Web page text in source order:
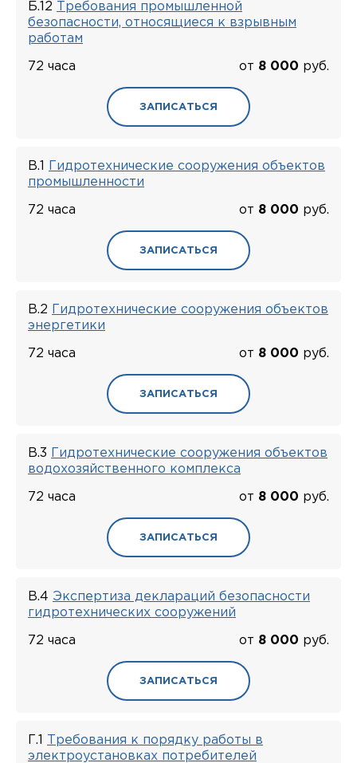
Б.12
Требования промышленной
безопасности, относящиеся к взрывным
работам
72 часа от 8 000 руб.
ЗАПИСАТЬСЯ
В.1
Гидротехнические сооружения объектов
промышленности
72 часа от 8 000 руб.
ЗАПИСАТЬСЯ
В.2
Гидротехнические сооружения объектов
энергетики
72 часа от 8 000 руб.
ЗАПИСАТЬСЯ
В.3
Гидротехнические сооружения объектов
водохозяйственного комплекса
72 часа от 8 000 руб.
ЗАПИСАТЬСЯ
В.4 Экспертиза деклараций безопасности
гидротехнических сооружений
72 часа от 8 000 руб.
ЗАПИСАТЬСЯ
Г.1
Требования к порядку работы в
электроустановках потребителей